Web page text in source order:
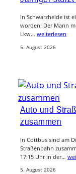
In Schwarzheide ist
worden. Der Mann
Lkw… weiterlesen
5. August 2026
Auto und
zusammen
In Cottbus sind am
Straßenbahn
17:15 Uhr in der…
5. August 2026